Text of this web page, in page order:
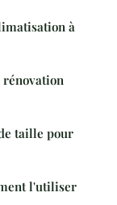
à
rénovation
taille pour
l'utiliser